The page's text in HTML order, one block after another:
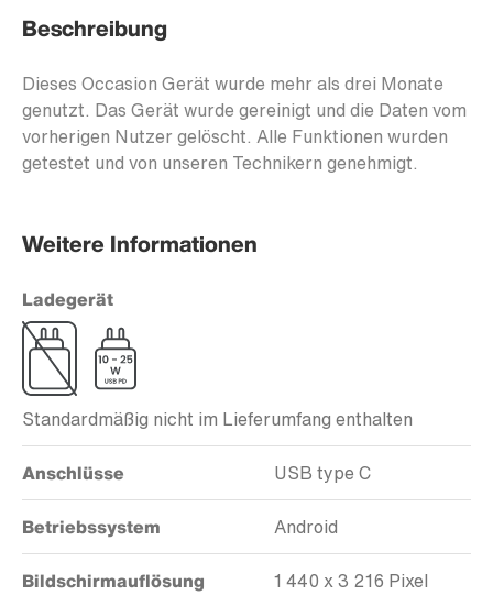
Beschreibung
Dieses Occasion Gerät wurde mehr als drei Monate
genutzt. Das Gerät wurde gereinigt und die Daten vom
vorherigen Nutzer gelöscht. Alle Funktionen wurden
getestet und von unseren Technikern genehmigt.
Weitere Informationen
Ladegerät
Standardmäßig nicht im Lieferumfang enthalten
Anschlüsse USB type C
Betriebssystem Android
Bildschirmauflösung 1 440 x 3 216 Pixel